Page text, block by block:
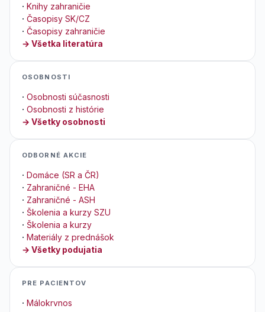
· Knihy zahraničie
· Časopisy SK/CZ
· Časopisy zahraničie
→ Všetka literatúra
OSOBNOSTI
· Osobnosti súčasnosti
· Osobnosti z histórie
→ Všetky osobnosti
ODBORNÉ AKCIE
· Domáce (SR a ČR)
· Zahraničné - EHA
· Zahraničné - ASH
· Školenia a kurzy SZU
· Školenia a kurzy
· Materiály z prednášok
→ Všetky podujatia
PRE PACIENTOV
· Málokrvnos